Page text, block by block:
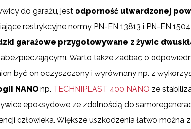
do garażu, jest odporność utwardzonej
restrykcyjne normy PN-EN 13813 i PN-EN
garażowe przygotowywane z żywic
Warto także zadbać o
być on oczyszczony i wyrównany np. z
NANO np. TECHNIPLAST 400 NANO ze
epoksydowe ze zdolnością do
człowieka. Większe uszkodzenia łatwo można